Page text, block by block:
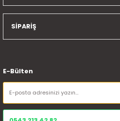
SİPARİŞ
E-Bülten